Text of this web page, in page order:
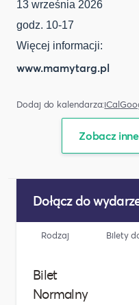
13 września 2026
godz. 10-17
Więcej informacji:
www.mamytarg.pl
Dodaj do kalendarza:iCal
Zobacz
Dołącz do
Rodzaj Bilety
Bilet
Normalny